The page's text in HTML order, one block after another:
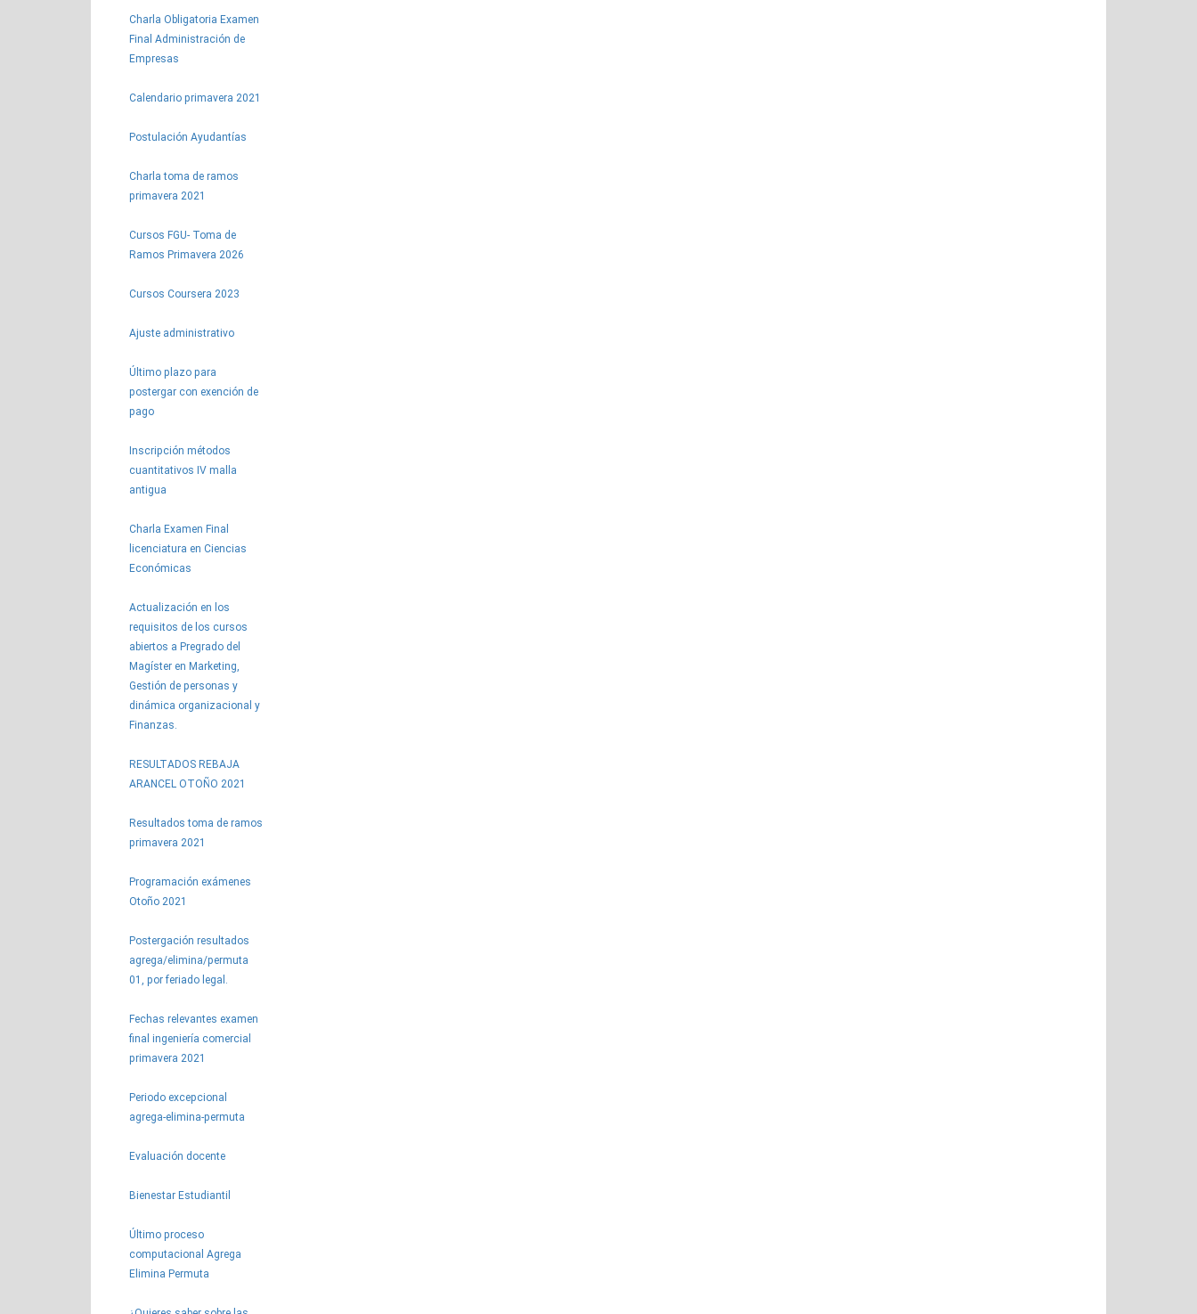
Charla Obligatoria Examen
Final Administración de
Empresas
Calendario primavera 2021
Postulación Ayudantías
Charla toma de ramos
primavera 2021
Cursos FGU- Toma de
Ramos Primavera 2026
Cursos Coursera 2023
Ajuste administrativo
Último plazo para
postergar con exención de
pago
Inscripción métodos
cuantitativos IV malla
antigua
Charla Examen Final
licenciatura en Ciencias
Económicas
Actualización en los
requisitos de los cursos
abiertos a Pregrado del
Magíster en Marketing,
Gestión de personas y
dinámica organizacional y
Finanzas.
RESULTADOS REBAJA
ARANCEL OTOÑO 2021
Resultados toma de ramos
primavera 2021
Programación exámenes
Otoño 2021
Postergación resultados
agrega/elimina/permuta
01, por feriado legal.
Fechas relevantes examen
final ingeniería comercial
primavera 2021
Periodo excepcional
agrega-elimina-permuta
Evaluación docente
Bienestar Estudiantil
Último proceso
computacional Agrega
Elimina Permuta